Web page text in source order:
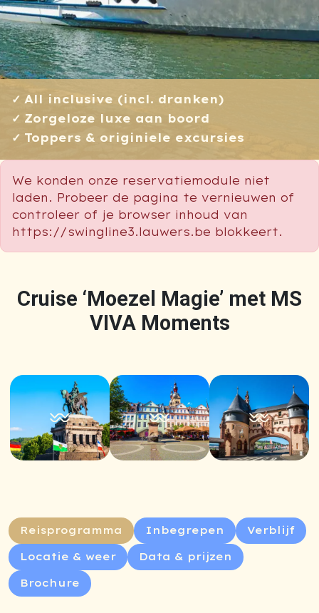
All inclusive (incl. dranken)
Zorgeloze luxe aan boord
Toppers & originiele excursies
We konden onze reservatiemodule niet
laden. Probeer de pagina te vernieuwen of
controleer of je browser inhoud van
https://swingline3.lauwers.be blokkeert.
Cruise ‘Moezel Magie’ met MS
VIVA Moments
Reisprogramma Inbegrepen Verblijf
Locatie & weer Data & prijzen
Brochure